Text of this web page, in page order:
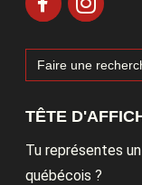
Search
for:
TÊTE
Tu représentes
québécois ?